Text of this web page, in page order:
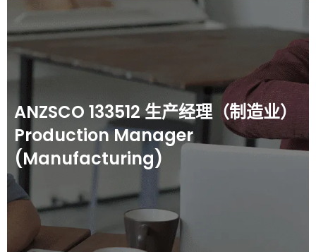
ANZSCO 133512 生产经理（制造业）
Production Manager
(Manufacturing)